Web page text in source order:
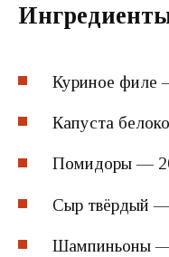
Куриное филе
Капуста
Помидоры —
Сыр твёрдый
Шампиньоны